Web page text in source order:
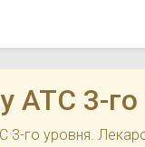
ATC 3-
3-го уровня.